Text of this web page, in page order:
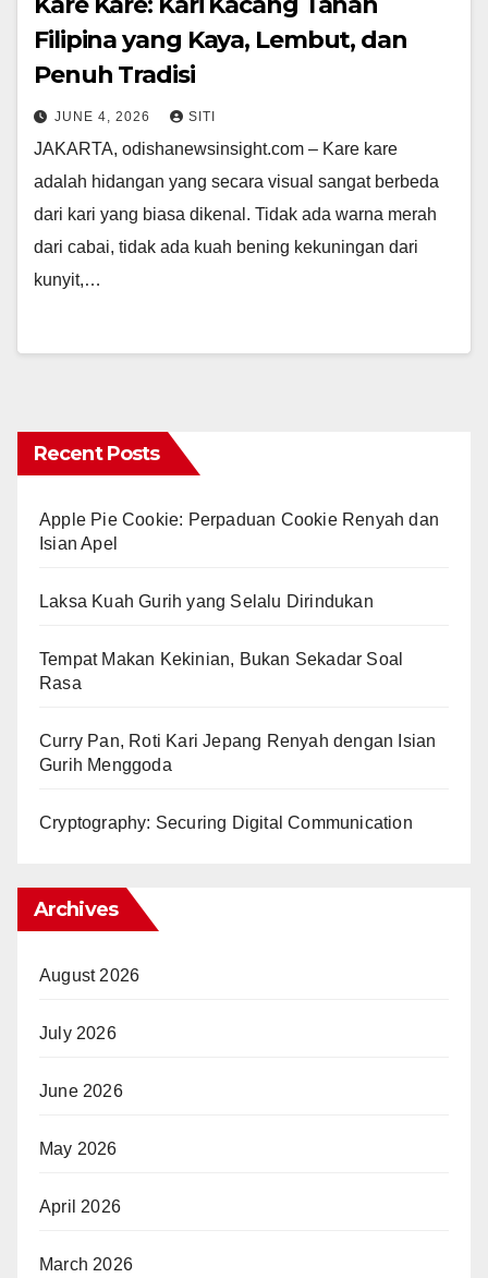
Filipina yang Kaya, Lembut, dan
Penuh Tradisi
JUNE 4, 2026 SITI
JAKARTA, odishanewsinsight.com – Kare kare
adalah hidangan yang secara visual sangat berbeda
dari kari yang biasa dikenal. Tidak ada warna merah
dari cabai, tidak ada kuah bening kekuningan dari
kunyit,…
Recent Posts
Apple Pie Cookie: Perpaduan Cookie Renyah dan
Isian Apel
Laksa Kuah Gurih yang Selalu Dirindukan
Tempat Makan Kekinian, Bukan Sekadar Soal
Rasa
Curry Pan, Roti Kari Jepang Renyah dengan Isian
Gurih Menggoda
Cryptography: Securing Digital Communication
Archives
August 2026
July 2026
June 2026
May 2026
April 2026
March 2026